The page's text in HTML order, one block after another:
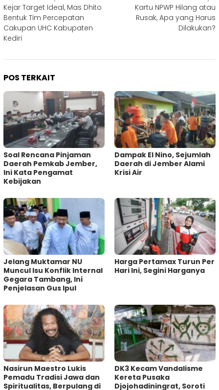
pos
Kejar Target Ideal, Mas Dhito
Bentuk Tim Percepatan
Cakupan UHC Kabupaten
Kediri
Kartu NPWP Hilang atau
Rusak, Apa yang Harus
Dilakukan?
POS TERKAIT
‎Soal Rencana Pinjaman
Daerah Pemkab Jember,
Ini Kata Pengamat
Kebijakan ‎
Dampak El Nino, Sejumlah
Daerah di Jember Alami
Krisi Air
Jelang Muktamar NU
Muncul Isu Konflik Internal
Gegara Tambang, Ini
Penjelasan Gus Ipul
Harga Pertamax Turun Per
Hari Ini, Segini Harganya
‎Nasirun Maestro Lukis
Pemadu Tradisi Jawa dan
Spiritualitas, Berpulang di
DK3 Kecam Vandalisme
Kereta Pusaka
Djojohadiningrat, Soroti